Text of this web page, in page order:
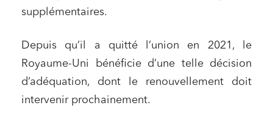
supplémentaires.
Depuis qu’il a quitté l’union en 2021, le
Royaume-Uni bénéficie d’une telle décision
d’adéquation, dont le renouvellement doit
intervenir prochainement.